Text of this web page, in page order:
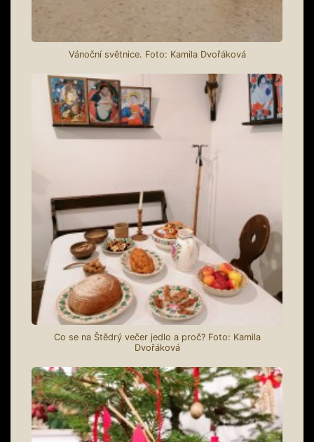
Vánoční světnice. Foto: Kamila Dvořáková
Co se na Štědrý večer jedlo a proč? Foto: Kamila
Dvořáková